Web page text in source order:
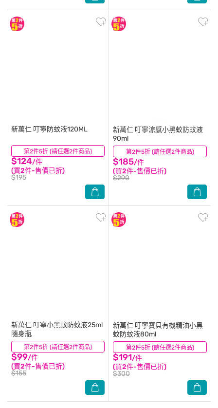
第2件5折 (請任選2件商品)
新萬仁 叮寧防蚊液120ML
$124/件
(買2件-售價已折)
$195
(13) 第2件5折 (請任選2件商品)
新萬仁 叮寧涼感小黑蚊防蚊液
90ml
$185/件
(買2件-售價已折)
$290
(3)
第2件5折 (請任選2件商品)
新萬仁 叮寧小黑蚊防蚊液25ml
隨身瓶
$99/件
(買2件-售價已折)
$155
(5) 第2件5折 (請任選2件商品)
新萬仁 叮寧寶貝有機精油小黑
蚊防蚊液80ml
$191/件
(買2件-售價已折)
$300
(4)